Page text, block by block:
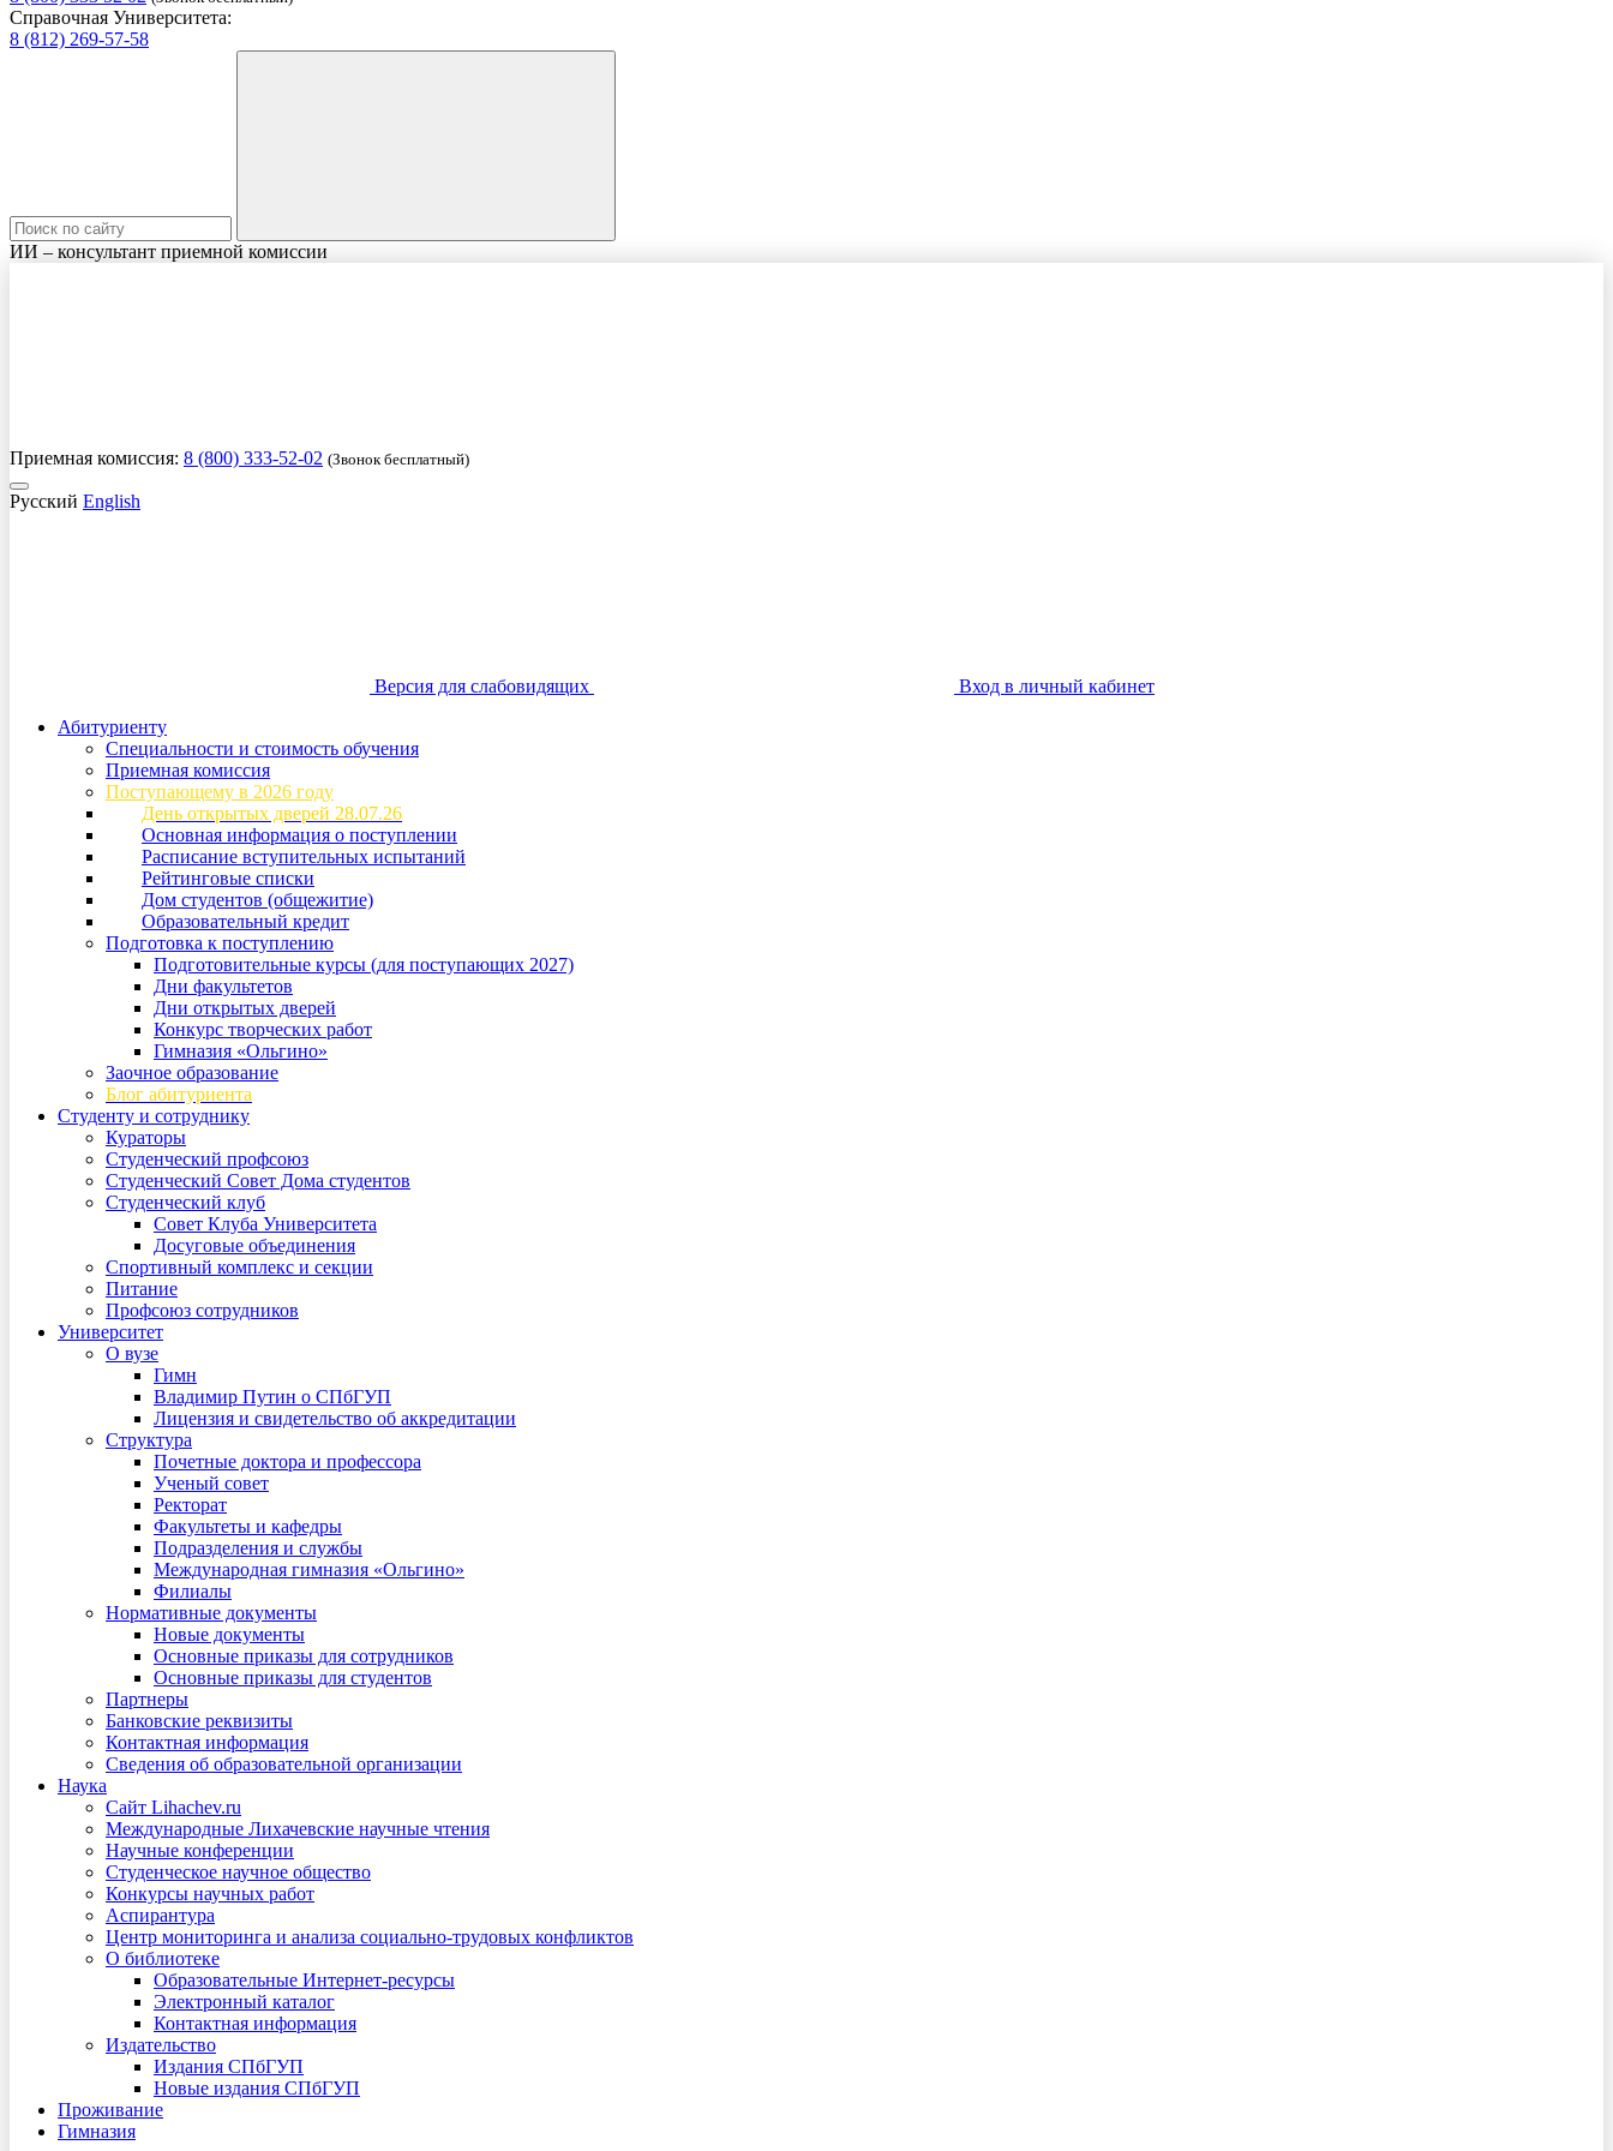
Справочная Университета:
8 (812) 269-57-58
ИИ – консультант приемной комиссии
Приемная комиссия: 8 (800) 333-52-02 (Звонок бесплатный)
Русский English
Версия для слабовидящих
Вход в личный кабинет
Абитуриенту
Специальности и стоимость обучения
Приемная комиссия
Поступающему в 2026 году
День открытых дверей 28.07.26
Основная информация о поступлении
Расписание вступительных испытаний
Рейтинговые списки
Дом студентов (общежитие)
Образовательный кредит
Подготовка к поступлению
Подготовительные курсы (для поступающих 2027)
Дни факультетов
Дни открытых дверей
Конкурс творческих работ
Гимназия «Ольгино»
Заочное образование
Блог абитуриента
Студенту и сотруднику
Кураторы
Студенческий профсоюз
Студенческий Совет Дома студентов
Студенческий клуб
Совет Клуба Университета
Досуговые объединения
Спортивный комплекс и секции
Питание
Профсоюз сотрудников
Университет
О вузе
Гимн
Владимир Путин о СПбГУП
Лицензия и свидетельство об аккредитации
Структура
Почетные доктора и профессора
Ученый совет
Ректорат
Факультеты и кафедры
Подразделения и службы
Международная гимназия «Ольгино»
Филиалы
Нормативные документы
Новые документы
Основные приказы для сотрудников
Основные приказы для студентов
Партнеры
Банковские реквизиты
Контактная информация
Сведения об образовательной организации
Наука
Сайт Lihachev.ru
Международные Лихачевские научные чтения
Научные конференции
Студенческое научное общество
Конкурсы научных работ
Аспирантура
Центр мониторинга и анализа социально-трудовых конфликтов
О библиотеке
Образовательные Интернет-ресурсы
Электронный каталог
Контактная информация
Издательство
Издания СПбГУП
Новые издания СПбГУП
Проживание
Гимназия